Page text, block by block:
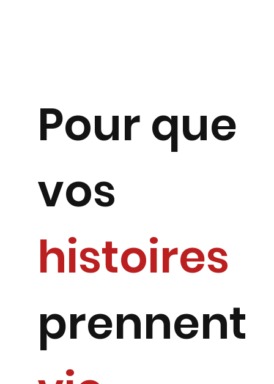
Pour que
vos
histoires
prennent